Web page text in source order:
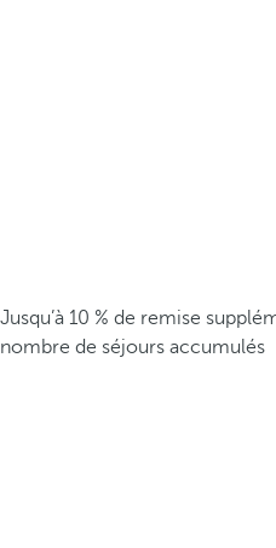
Jusqu’à 10 % de remise
nombre de séjours accumulés